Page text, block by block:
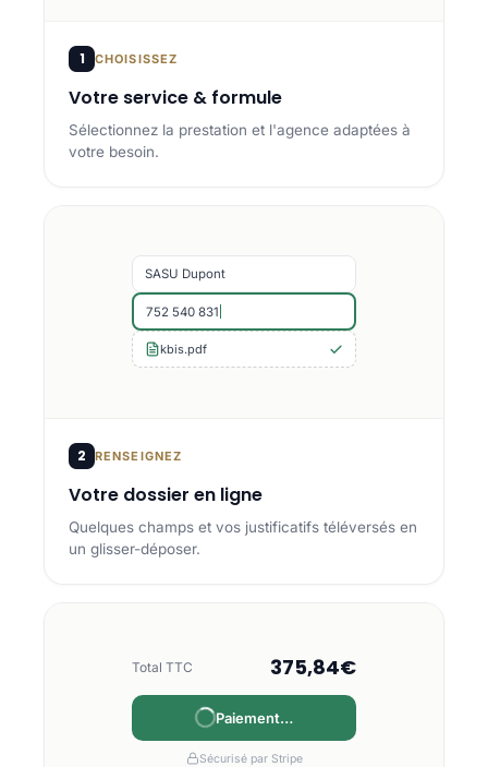
1 CHOISISSEZ
Votre service & formule
Sélectionnez la prestation et l'agence adaptées à
votre besoin.
SASU Dupont
752 540 831
kbis.pdf
2 RENSEIGNEZ
Votre dossier en ligne
Quelques champs et vos justificatifs téléversés en
un glisser-déposer.
Total TTC 375,84€
Paiement…
Payé
Sécurisé par Stripe